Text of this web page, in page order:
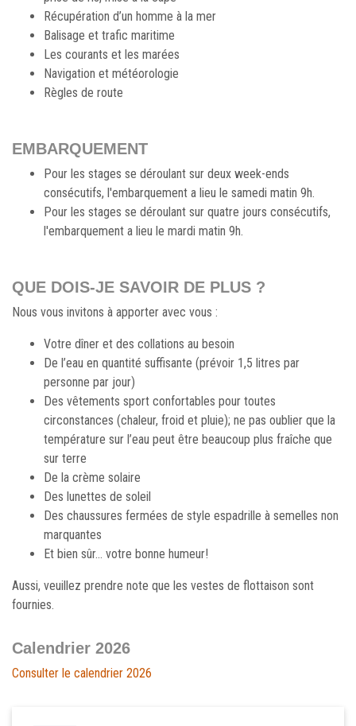
Récupération d’un homme à la mer
Balisage et trafic maritime
Les courants et les marées
Navigation et météorologie
Règles de route
EMBARQUEMENT
Pour les stages se déroulant sur deux week-ends
consécutifs, l'embarquement a lieu le samedi matin 9h.
Pour les stages se déroulant sur quatre jours consécutifs,
l'embarquement a lieu le mardi matin 9h.
QUE DOIS-JE SAVOIR DE PLUS ?
Nous vous invitons à apporter avec vous :
Votre dîner et des collations au besoin
De l’eau en quantité suffisante (prévoir 1,5 litres par
personne par jour)
Des vêtements sport confortables pour toutes
circonstances (chaleur, froid et pluie); ne pas oublier que la
température sur l’eau peut être beaucoup plus fraîche que
sur terre
De la crème solaire
Des lunettes de soleil
Des chaussures fermées de style espadrille à semelles non
marquantes
Et bien sûr… votre bonne humeur!
Aussi, veuillez prendre note que les vestes de flottaison sont
fournies.
Calendrier 2026
Consulter le calendrier 2026